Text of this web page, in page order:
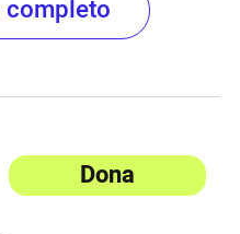
Dona